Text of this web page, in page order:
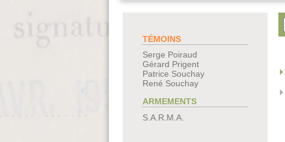
TÉMOINS
Serge Poiraud
Gérard Prigent
Patrice Souchay
René Souchay
ARMEMENTS
S.A.R.M.A.